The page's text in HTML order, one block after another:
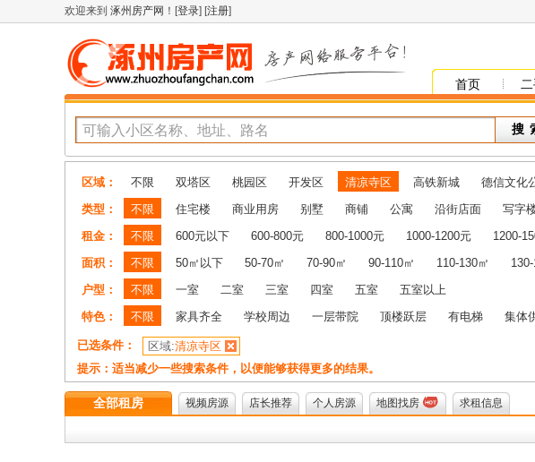
欢迎来到 涿州房产网 ！[登录] [注册]
首页
区域： 不限 双塔区 桃园区 开发区 清凉寺区 高铁新城 德信文化
类型：
不限 住宅楼 商业用房 别墅 商铺 公寓 沿街店面 写字
租金：
不限 600元以下 600-800元 800-1000元 1000-1200元 1200-
面积：
不限 50㎡以下 50-70㎡ 70-90㎡ 90-110㎡ 110-130㎡
户型：
不限 一室 二室 三室 四室 五室
五室以上
特色：
不限 家具齐全 学校周边 一层带院 顶楼跃层 有电梯 集体
已选条件： 区域:清凉寺区
提示：适当减少一些搜索条件，以便能够获得更多的结果。
全部租房 视频房源 店长推荐 个人房源 地图找房 求租信息